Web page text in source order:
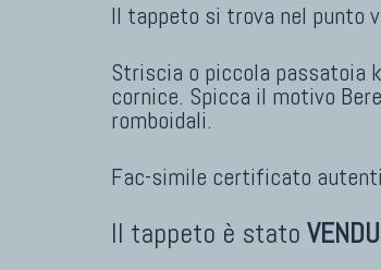
Il tappeto si trova nel punto
Striscia o piccola passatoia
cornice. Spicca il motivo
romboidali.
Fac-simile certificato
Il tappeto è stato